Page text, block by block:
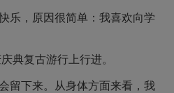
乐，原因很简单：我喜欢向学
典复古游行上行进。
留下来。从身体方面来看，我